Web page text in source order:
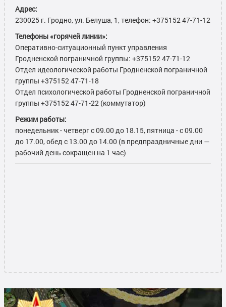
Адрес:
230025 г. Гродно, ул. Белуша, 1, телефон: +375152 47-71-12
Телефоны «горячей линии»:
Оперативно-ситуационный пункт управления
Гродненской пограничной группы: +375152 47-71-12
Отдел идеологической работы Гродненской пограничной
группы +375152 47-71-18
Отдел психологической работы Гродненской пограничной
группы +375152 47-71-22 (коммутатор)
Режим работы:
понедельник - четверг с 09.00 до 18.15, пятница - с 09.00
до 17.00, обед с 13.00 до 14.00 (в предпраздничные дни —
рабочий день сокращен на 1 час)